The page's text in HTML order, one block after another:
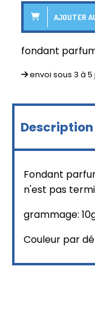
AJOUTER
fondant
envoi sous 3 à
Description
Fondant
n'est pas
grammage:
Couleur par